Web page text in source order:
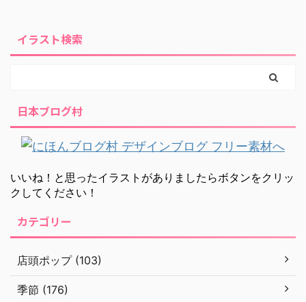
イラスト検索
日本ブログ村
いいね！と思ったイラストがありましたらボタンをクリッ
クしてください！
カテゴリー
店頭ポップ (103)
季節 (176)